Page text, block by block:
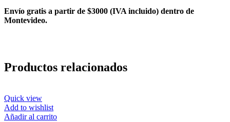
Envío gratis a partir de $3000 (IVA incluido) dentro de
Montevideo.
Productos relacionados
Quick view
Add to wishlist
Añadir al carrito